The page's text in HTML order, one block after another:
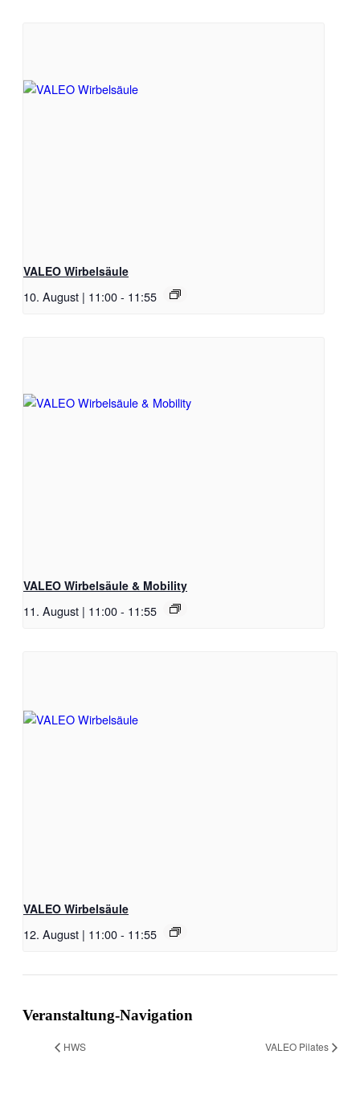
VALEO Wirbelsäule
10. August | 11:00- 11:55
VALEO Wirbelsäule & Mobility
11. August | 11:00- 11:55
VALEO Wirbelsäule
12. August | 11:00- 11:55
Veranstaltung-Navigation
HWS VALEO Pilates